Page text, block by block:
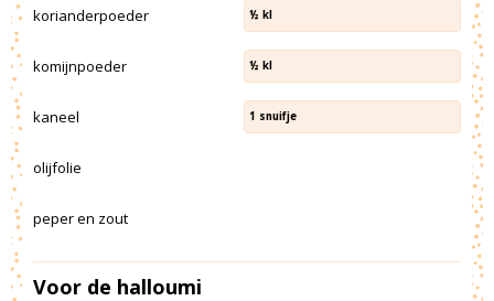
korianderpoeder ½ kl
komijnpoeder ½ kl
kaneel 1 snuifje
olijfolie
peper en zout
Voor de halloumi